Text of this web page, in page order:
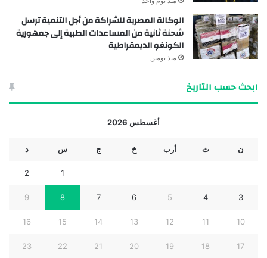
الوكالة المصرية للشراكة من أجل التنمية ترسل
شحنة ثانية من المساعدات الطبية إلى جمهورية
الكونغو الديمقراطية
منذ يومين
ابحث حسب التاريخ
أغسطس 2026
ن ث أرب خ ج س د
1
2
3
4
5
6
7
8
9
10
11
12
13
14
15
16
17
18
19
20
21
22
23